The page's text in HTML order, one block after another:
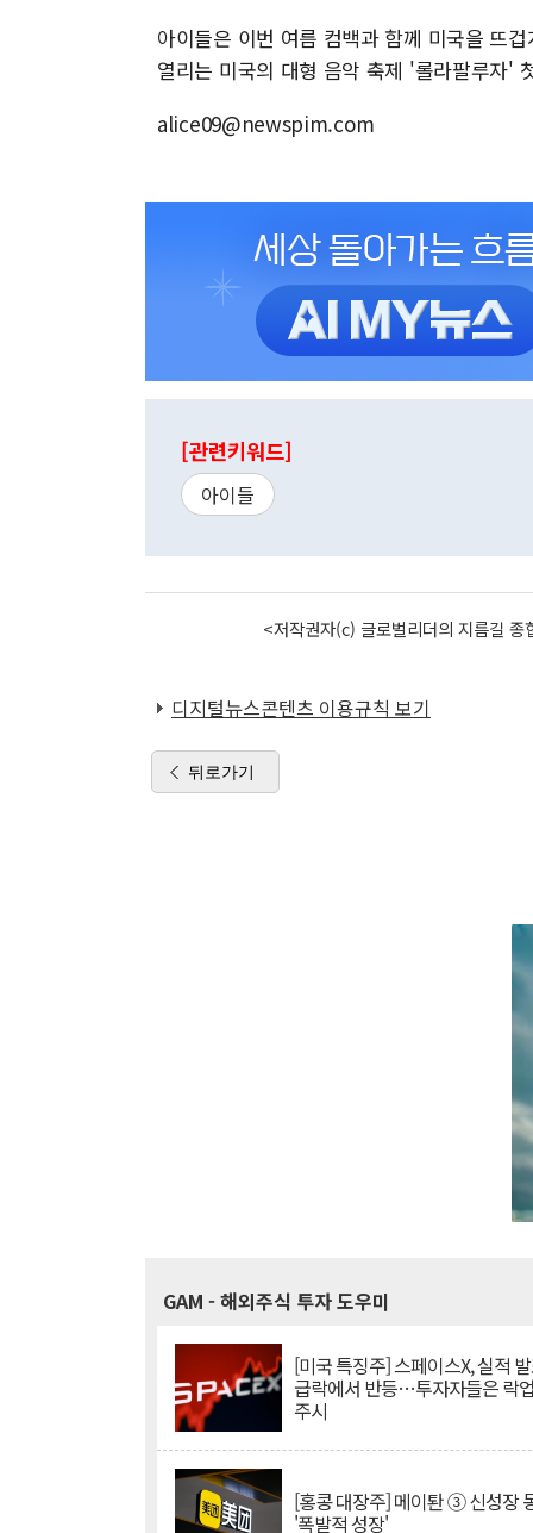
아이들은 이번 여름 컴백과 함께 미국을 뜨
열리는 미국의 대형 음악 축제 '롤라팔루자'
alice09@newspim.com
[관련키워드]
아이들
<저작권자(c) 글로벌리더의 지름길
디지털뉴스콘텐츠 이용규칙 보기
뒤로가기
GAM - 해외주식 투자 도우미
[미국 특징주] 스페이스X, 실적
급락에서 반등…투자자들은 락
주시
[홍콩 대장주] 메이퇀 ③ 신성장
'폭발적 성장'